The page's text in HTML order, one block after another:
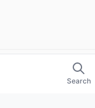
Search